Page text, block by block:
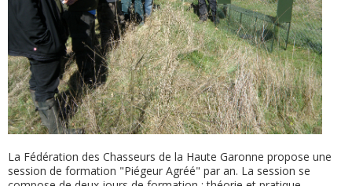
La Fédération des Chasseurs de la Haute Garonne propose une
session de formation "Piégeur Agréé" par an. La session se